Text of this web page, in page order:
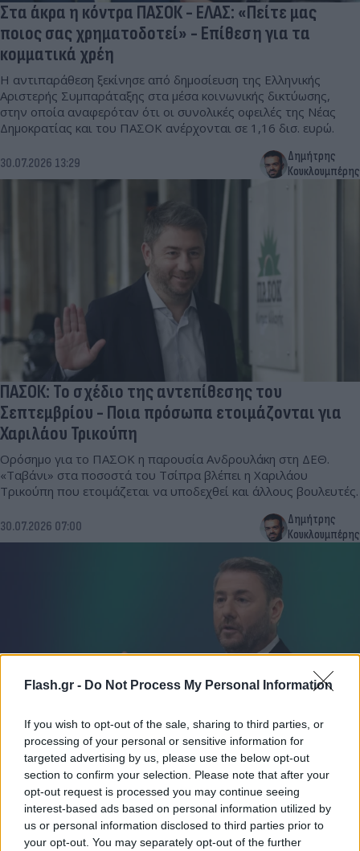
Flash.gr - Do Not Process My Personal Information
If you wish to opt-out of the sale, sharing to third parties, or
processing of your personal or sensitive information for
targeted advertising by us, please use the below opt-out
section to confirm your selection. Please note that after your
opt-out request is processed you may continue seeing
interest-based ads based on personal information utilized by
us or personal information disclosed to third parties prior to
your opt-out. You may separately opt-out of the further
Στα άκρα η κόντρα ΠΑΣΟΚ - ΕΛΑΣ: «Πείτε μας
ποιος σας χρηματοδοτεί» - Επίθεση για τα
κομματικά χρέη
Η αντιπαράθεση ξεκίνησε από δημοσίευση της Ελληνικής
Αριστερής Συμπαράταξης στα μέσα κοινωνικής δικτύωσης,
στην οποία αναφερόταν ότι οι συνολικές οφειλές της Νέας
Δημοκρατίας και του ΠΑΣΟΚ ανέρχονται σε 1,16 δισ. ευρώ.
30.07.2026 13:29
Δημήτρης
Κουκλουμπέρης
ΠΑΣΟΚ: Το σχέδιο της αντεπίθεσης του
Σεπτεμβρίου - Ποια πρόσωπα ετοιμάζονται για
Χαριλάου Τρικούπη
Ορόσημο για το ΠΑΣΟΚ η παρουσία Ανδρουλάκη στη ΔΕΘ.
«Ταβάνι» στα ποσοστά του Τσίπρα βλέπει η Χαριλάου
Τρικούπη που ετοιμάζεται να υποδεχθεί και άλλους βουλευτές.
30.07.2026 07:00
Δημήτρης
Κουκλουμπέρης
Ανδρουλάκης: «Βαθιά οδύνη» για τους δύο
πυροσβέστες - «Να σταθεί δίπλα στις
οικογένειες η Πολιτεία»
Η Πολιτεία οφείλει να αναγνωρίσει την επικίνδυνη αποστολή
των πυροσβεστών, τονίζει ο πρόεδρος του ΠΑΣΟΚ.